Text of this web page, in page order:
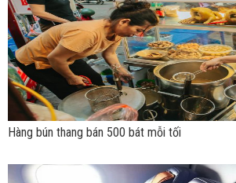
Hàng bún thang bán 500 bát mỗi tối